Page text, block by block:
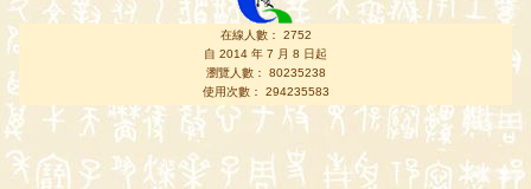
在線人數： 2752
自 2014 年 7 月 8 日起
瀏覽人數： 80235238
使用次數： 294235583